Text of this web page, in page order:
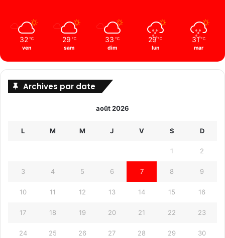
32 ℃
ven
29 ℃
sam
33 ℃
dim
29 ℃
lun
31 ℃
mar
Archives par date
août 2026
L M M J V S D
1 2
3 4 5 6 7 8 9
10 11 12 13 14 15 16
17 18 19 20 21 22 23
24 25 26 27 28 29 30